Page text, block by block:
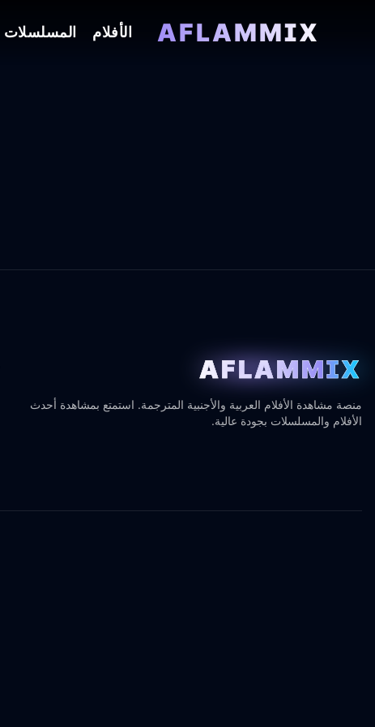
AFLAMMIX الأفلام المسلسلات
AFLAMMIX
منصة مشاهدة الأفلام العربية والأجنبية المترجمة. استمتع بمشاهدة أحدث
الأفلام والمسلسلات بجودة عالية.